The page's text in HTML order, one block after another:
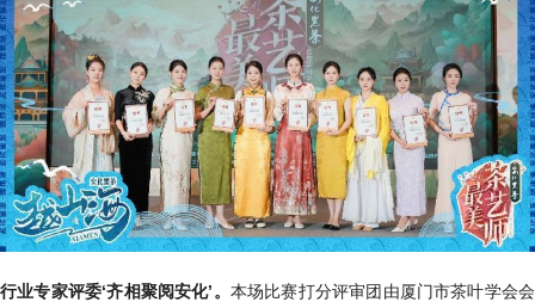
行业专家评委‘齐相聚阅安化’。 本场比赛打分评审团由厦门市茶叶学会会